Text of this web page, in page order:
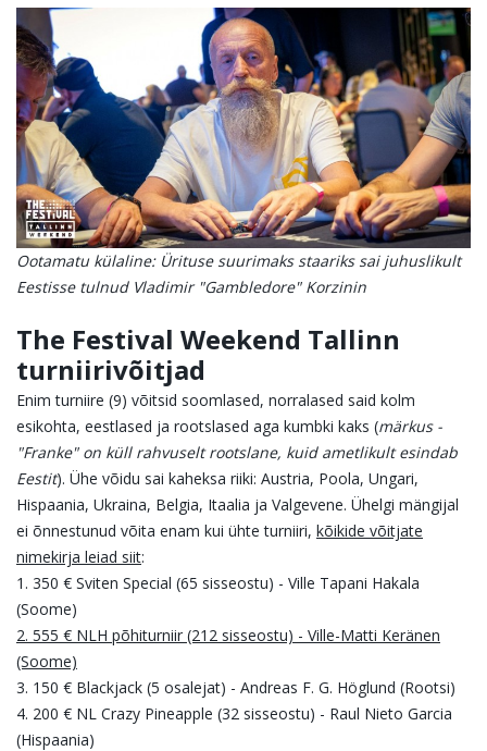
Ootamatu külaline: Ürituse suurimaks staariks sai juhuslikult
Eestisse tulnud Vladimir "Gambledore" Korzinin
The Festival Weekend Tallinn
turniirivõitjad
Enim turniire (9) võitsid soomlased, norralased said kolm
esikohta, eestlased ja rootslased aga kumbki kaks (märkus -
"Franke" on küll rahvuselt rootslane, kuid ametlikult esindab
Eestit). Ühe võidu sai kaheksa riiki: Austria, Poola, Ungari,
Hispaania, Ukraina, Belgia, Itaalia ja Valgevene. Ühelgi mängijal
ei õnnestunud võita enam kui ühte turniiri, kõikide võitjate
nimekirja leiad siit:
1. 350 € Sviten Special (65 sisseostu) - Ville Tapani Hakala
(Soome)
2. 555 € NLH põhiturniir (212 sisseostu) - Ville-Matti Keränen
(Soome)
3. 150 € Blackjack (5 osalejat) - Andreas F. G. Höglund (Rootsi)
4. 200 € NL Crazy Pineapple (32 sisseostu) - Raul Nieto Garcia
(Hispaania)